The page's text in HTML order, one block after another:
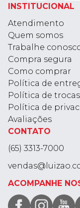
INSTITUCIONAL
Atendimento
Quem somos
Trabalhe
Compra segura
Como comprar
Política de
Política de
Política de
Avaliações
CONTATO
(65) 3313-7000
ACOMPANHE